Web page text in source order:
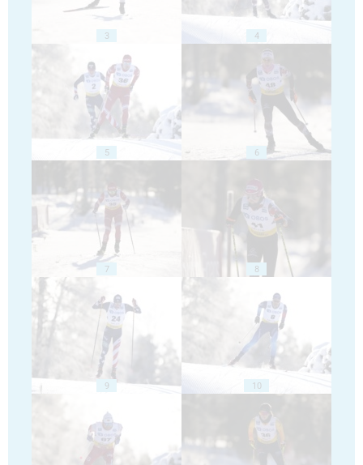
3 4
5 6
7 8
9 10